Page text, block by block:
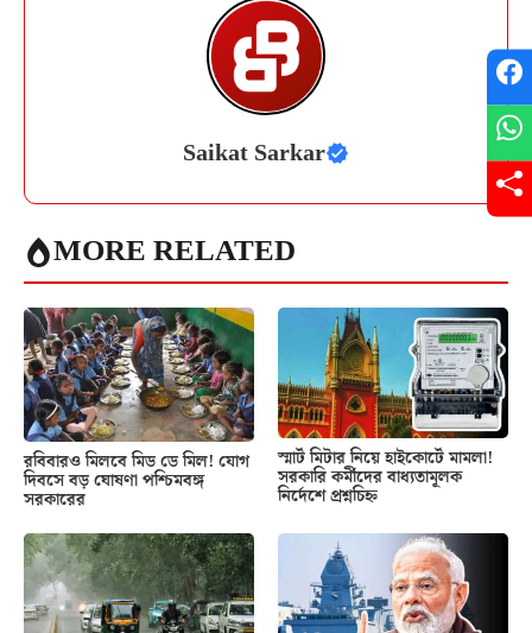
Saikat Sarkar
MORE RELATED
রবিবারও মিলবে মিড ডে মিল! যোগ
দিবসে বড় ঘোষণা পশ্চিমবঙ্গ
সরকারের
স্মার্ট মিটার নিয়ে হাইকোর্টে মামলা!
সরকারি কর্মীদের বাধ্যতামূলক
নির্দেশে প্রশ্নচিহ্ন